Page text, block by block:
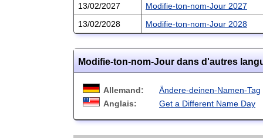
13/02/2027
Modifie-ton-nom-Jour 2027
13/02/2028
Modifie-ton-nom-Jour 2028
Modifie-ton-nom-Jour dans d'autres
Allemand:
Ändere-deinen-Namen-Tag
Anglais:
Get a Different Name Day